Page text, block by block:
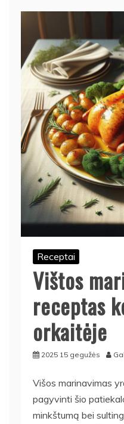
Receptai
Vištos
receptas
orkaitėje
2025 15 gegužės
Višos marinavimas
pagyvinti šio
minkštumą bei